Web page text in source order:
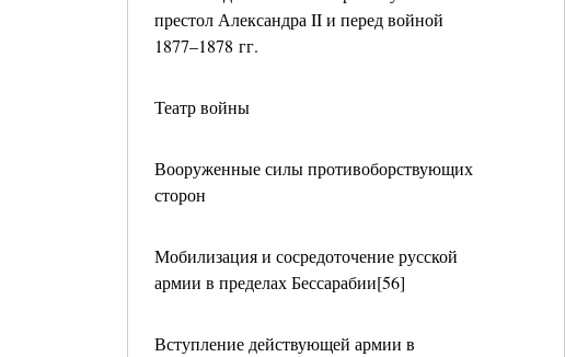
престол Александра II и перед войной
1877–1878 гг.
Театр войны
Вооруженные силы противоборствующих
сторон
Мобилизация и сосредоточение русской
армии в пределах Бессарабии[56]
Вступление действующей армии в